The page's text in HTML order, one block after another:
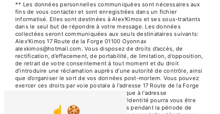
** Les données personnelles communiquées sont nécessaires aux
fins de vous contacter et sont enregistrées dans un fichier
informatisé. Elles sont destinées à Alex'Kimos et ses sous-traitants
dans le seul but de répondre à votre message. Les données
collectées seront communiquées aux seuls destinataires suivants:
Alex'Kimos 17 Route de la Forge 01100 Oyonnax
alexkimos@hotmail.com. Vous disposez de droits d’accès, de
rectification, d’effacement, de portabilité, de limitation, d’opposition,
de retrait de votre consentement à tout moment et du droit
d’introduire une réclamation auprès d’une autorité de contrôle, ainsi
que d’organiser le sort de vos données post-mortem. Vous pouvez
exercer ces droits par voie postale à l'adresse 17 Route de la Forge
01100 Oyonnax ou par courrier électronique à l'adresse
alexkimos@hotmail.com. Un justificatif d'identité pourra vous être
demandé. Nous conservons vos données pendant la période de